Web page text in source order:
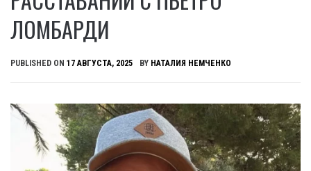
ЛОМБАРДИ
PUBLISHED ON 17 АВГУСТА, 2025 BY НАТАЛИЯ НЕМЧЕНКО